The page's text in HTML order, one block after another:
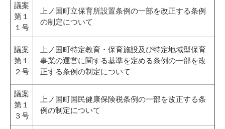
議案
第１
１号
上ノ国町立保育所設置条例の一部を改正する条例
の制定について
議案
第１
２号
上ノ国町特定教育・保育施設及び特定地域型保育
事業の運営に関する基準を定める条例の一部を改
正する条例の制定について
議案
第１
３号
上ノ国町国民健康保険税条例の一部を改正する条
例の制定について